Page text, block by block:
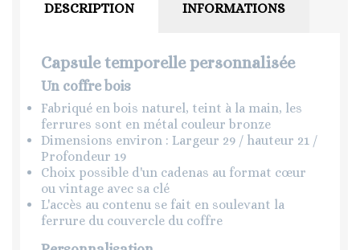
DESCRIPTION INFORMATIONS
Capsule temporelle personnalisée
Un coffre bois
Fabriqué en bois naturel, teint à la main, les
ferrures sont en métal couleur bronze
Dimensions environ : Largeur 29 / hauteur 21 /
Profondeur 19
Choix possible d'un cadenas au format cœur
ou vintage avec sa clé
L'accès au contenu se fait en soulevant la
ferrure du couvercle du coffre